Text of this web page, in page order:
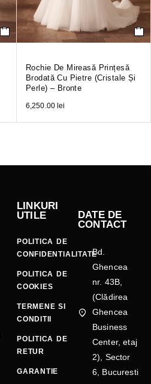
Rochie De Mireasă Prințesă
Brodată Cu Pietre (cristale Și
Perle) – Bronte
6,250.00 lei
LINKURI
UTILE
POLITICA DE
CONFIDENTIALITATE
POLITICA DE
COOKIES
TERMENE SI
CONDITII
POLITICA DE
RETUR
GARANTIE
DATE DE
CONTACT
Bd.
Ghencea
nr. 43B,
(Clădirea
Ghencea
Business
Center, etaj
2), Sector
6, Bucuresti